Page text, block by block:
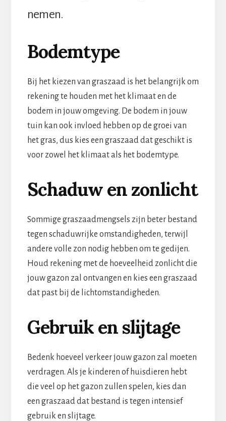
nemen.
Bodemtype
Bij het kiezen van graszaad is het belangrijk om
rekening te houden met het klimaat en de
bodem in jouw omgeving. De bodem in jouw
tuin kan ook invloed hebben op de groei van
het gras, dus kies een graszaad dat geschikt is
voor zowel het klimaat als het bodemtype.
Schaduw en zonlicht
Sommige graszaadmengsels zijn beter bestand
tegen schaduwrijke omstandigheden, terwijl
andere volle zon nodig hebben om te gedijen.
Houd rekening met de hoeveelheid zonlicht die
jouw gazon zal ontvangen en kies een graszaad
dat past bij de lichtomstandigheden.
Gebruik en slijtage
Bedenk hoeveel verkeer jouw gazon zal moeten
verdragen. Als je kinderen of huisdieren hebt
die veel op het gazon zullen spelen, kies dan
een graszaad dat bestand is tegen intensief
gebruik en slijtage.